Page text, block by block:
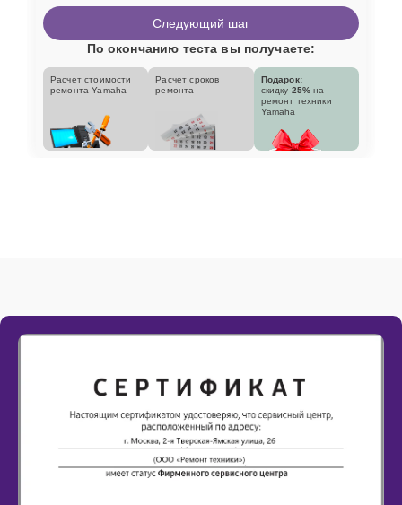
Следующий шаг
По окончанию теста вы получаете:
Расчет стоимости
ремонта Yamaha
Расчет сроков
ремонта
Подарок:
скидку 25% на
ремонт техники
Yamaha